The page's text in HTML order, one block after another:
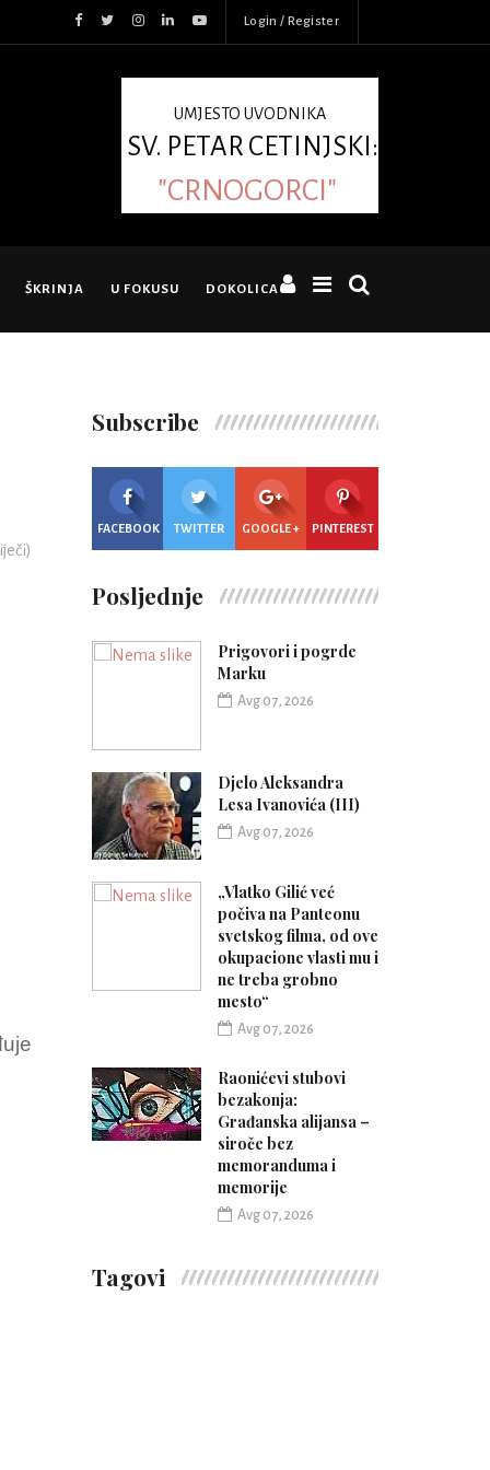
Login / Register
UMJESTO UVODNIKA
SV. PETAR CETINJSKI:
"CRNOGORCI"
ŠKRINJA U FOKUSU DOKOLICA
Subscribe
FACEBOOK TWITTER GOOGLE + PINTEREST
Posljednje
Prigovori i pogrde
Marku
Avg 07, 2026
Djelo Aleksandra
Lesa Ivanovića (III)
Avg 07, 2026
„Vlatko Gilić već
počiva na Panteonu
svetskog filma, od ove
okupacione vlasti mu i
ne treba grobno
mesto“
Avg 07, 2026
Raonićevi stubovi
bezakonja:
Građanska alijansa –
siroče bez
memoranduma i
memorije
Avg 07, 2026
Tagovi